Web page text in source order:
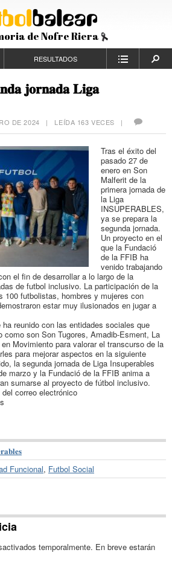
de Nofre Riera
RESULTADOS
𝐣𝐨𝐫𝐧𝐚𝐝𝐚 𝐋𝐢𝐠𝐚
DE 2024 | LEÍDA 163 VECES |
Tras el éxito del
pasado 27 de
enero en Son
Malferit de la
primera jornada de
la Liga
INSUPERABLES,
ya se prepara la
segunda jornada.
Un proyecto en el
que la Fundació
de la FFIB ha
venido trabajando
el fin de desarrollar a lo largo de la
de futbol inclusivo. La participación de la
100 futbolistas, hombres y mujeres con
estar muy ilusionados en jugar a
reunido con las entidades sociales que
como son Son Tugores, Amadib-Esment, La
Movimiento para valorar el transcurso de la
para mejorar aspectos en la siguiente
la segunda jornada de Liga Insuperables
marzo y la Fundació de la FFIB anima a
sumarse al proyecto de fútbol inclusivo.
correo electrónico
Funcional, Futbol Social
temporalmente. En breve estarán